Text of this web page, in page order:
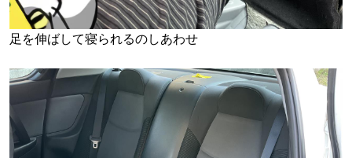
足を伸ばして寝られるのしあわせ